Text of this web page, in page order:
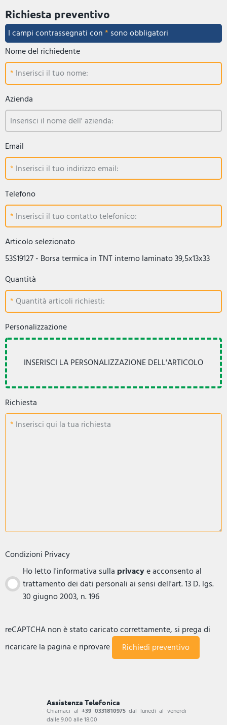
Richiesta preventivo
I campi contrassegnati con* sono obbligatori
Nome del richiedente
Inserisci il tuo nome:
Azienda
Inserisci il nome dell' azienda:
Email
Inserisci il tuo indirizzo email:
Telefono
Inserisci il tuo contatto telefonico:
Articolo selezionato
53S19127 - Borsa termica in TNT interno laminato 39,5x13x33
Quantità
Quantità articoli richiesti:
Personalizzazione
Richiesta
Inserisci qui la tua richiesta
Condizioni Privacy
Ho letto l'informativa sulla privacye acconsento al
trattamento dei dati personali ai sensi dell'art. 13 D. lgs.
30 giugno 2003, n. 196
reCAPTCHA non è stato caricato correttamente, si prega di
ricaricare la pagina e riprovare
Assistenza Telefonica
Chiamaci al+39 0331810975dal lunedì al venerdi
dalle 9.00 alle 18.00